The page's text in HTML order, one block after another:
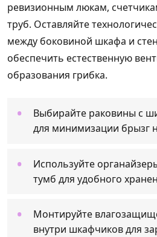
ревизионным люкам,
труб. Оставляйте
между боковиной шкафа и
обеспечить естественную
образования грибка.
Выбирайте раковины с
для минимизации брызг
Используйте
тумб для удобного
Монтируйте
внутри шкафчиков для